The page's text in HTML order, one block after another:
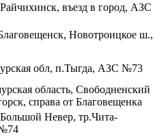
въезд в город, АЗС
Новотроицкое ш.,
обл, п.Тыгда, АЗС №73
область, Свободненский
справа от Благовещенка
Невер, тр.Чита-